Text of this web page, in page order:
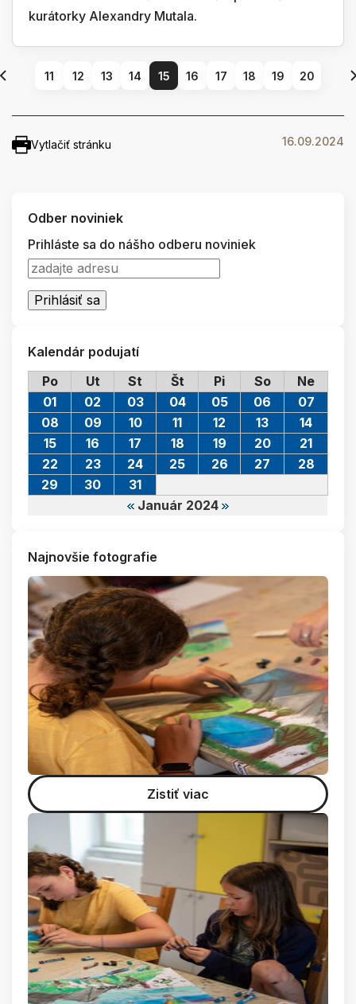
kurátorky Alexandry Mutala.
11 12 13 14 15 16 17 18 19 20
Vytlačiť stránku 16.09.2024
Odber noviniek
Prihláste sa do nášho odberu noviniek
Kalendár podujatí
Po
Ut St Št Pi So Ne
Január 2024
01 02 03 04 05 06
07
08
09 10 11 12 13
14
15
16 17 18 19 20
21
22
23 24 25 26 27
28
29
30 31
Najnovšie fotografie
Zistiť viac